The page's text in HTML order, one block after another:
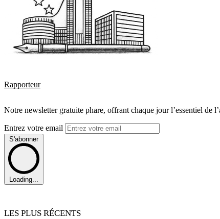
Rapporteur
Notre newsletter gratuite phare, offrant chaque jour l’essentiel de
Entrez votre email
S'abonner
Loading...
LES PLUS RÉCENTS